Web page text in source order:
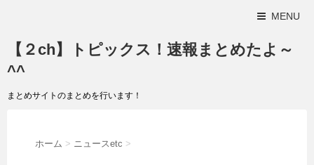
MENU
【２ch】トピックス！速報まとめたよ～
^^
まとめサイトのまとめを行います！
ホーム > ニュースetc >